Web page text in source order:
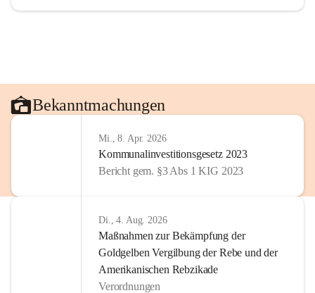
Bekanntmachungen
Mi., 8. Apr. 2026
Kommunalinvestitionsgesetz 2023
Bericht gem. §3 Abs 1 KIG 2023
Di., 4. Aug. 2026
Maßnahmen zur Bekämpfung der
Goldgelben Vergilbung der Rebe und der
Amerikanischen Rebzikade
Verordnungen